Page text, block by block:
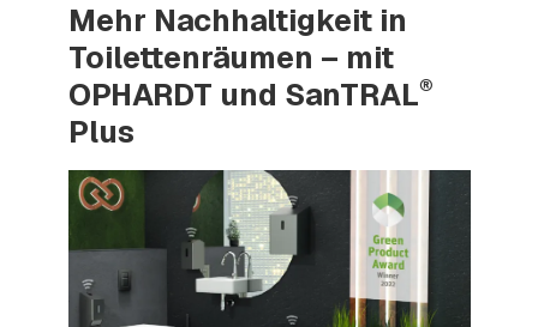
Mehr Nachhaltigkeit in
Toilettenräumen – mit
OPHARDT und SanTRAL®
Plus